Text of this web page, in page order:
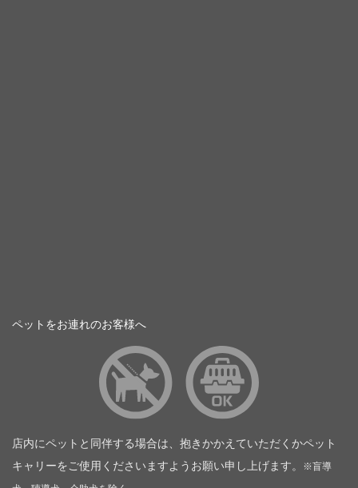
ペットをお連れのお客様へ
店内にペットと同伴する場合は、抱きかかえていただくかペット
キャリーをご使用くださいますようお願い申し上げます。
※盲導